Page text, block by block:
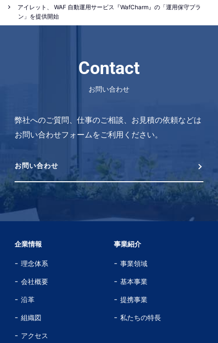
アイレット、 WAF 自動運用サービス『WafCharm』の「運用保守プラ
ン」を提供開始
Contact
お問い合わせ
弊社へのご質問、仕事のご相談、お見積の依頼などは
お問い合わせフォームをご利用ください。
お問い合わせ
企業情報
理念体系
会社概要
沿革
組織図
アクセス
事業紹介
事業領域
基本事業
提携事業
私たちの特長